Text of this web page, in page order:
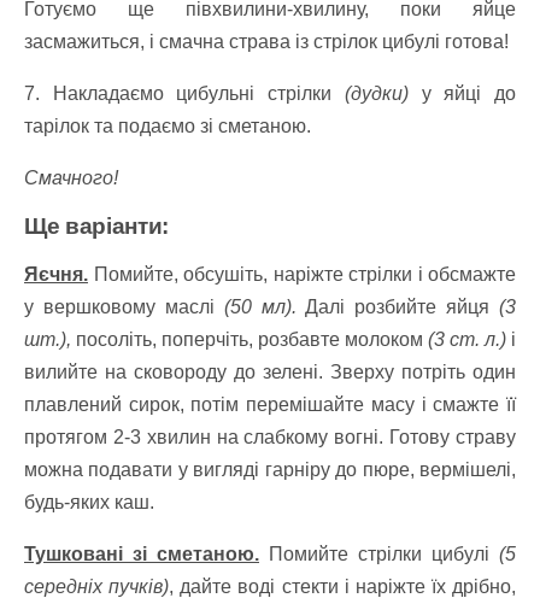
Готуємо ще півхвилини-хвилину, поки яйце
засмажиться, і смачна страва із стрілок цибулі готова!
7. Накладаємо цибульні стрілки (дудки)у яйці до
тарілок та подаємо зі сметаною.
Смачного!
Ще варіанти:
Яєчня. Помийте, обсушіть, наріжте стрілки і обсмажте
у вершковому маслі (50 мл). Далі розбийте яйця (3
шт.), посоліть, поперчіть, розбавте молоком (3 ст. л.) і
вилийте на сковороду до зелені. Зверху потріть один
плавлений сирок, потім перемішайте масу і смажте її
протягом 2-3 хвилин на слабкому вогні. Готову страву
можна подавати у вигляді гарніру до пюре, вермішелі,
будь-яких каш.
Тушковані зі сметаною. Помийте стрілки цибулі (5
середніх пучків), дайте воді стекти і наріжте їх дрібно,